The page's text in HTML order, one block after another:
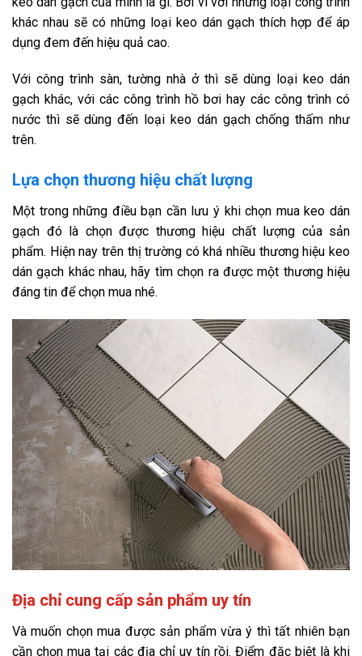
khác nhau sẽ có những loại keo dán gạch thích hợp để áp
dụng đem đến hiệu quả cao.
Với công trình sàn, tường nhà ở thì sẽ dùng loại keo dán
gạch khác, với các công trình hồ bơi hay các công trình có
nước thì sẽ dùng đến loại keo dán gạch chống thấm như
trên.
Lựa chọn thương hiệu chất lượng
Một trong những điều bạn cần lưu ý khi chọn mua keo dán
gạch đó là chọn được thương hiệu chất lượng của sản
phẩm. Hiện nay trên thị trường có khá nhiều thương hiệu keo
dán gạch khác nhau, hãy tìm chọn ra được một thương hiệu
đáng tin để chọn mua nhé.
Địa chỉ cung cấp sản phẩm uy tín
Và muốn chọn mua được sản phẩm vừa ý thì tất nhiên bạn
cần chọn mua tại các địa chỉ uy tín rồi. Điểm đặc biệt là khi